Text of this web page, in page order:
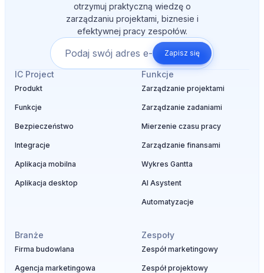
otrzymuj praktyczną wiedzę o
zarządzaniu projektami, biznesie i
efektywnej pracy zespołów.
Zapisz się
IC Project
Produkt
Funkcje
Bezpieczeństwo
Integracje
Aplikacja mobilna
Aplikacja desktop
Funkcje
Zarządzanie projektami
Zarządzanie zadaniami
Mierzenie czasu pracy
Zarządzanie finansami
Wykres Gantta
AI Asystent
Automatyzacje
Branże
Firma budowlana
Agencja marketingowa
Zespoły
Zespół marketingowy
Zespół projektowy